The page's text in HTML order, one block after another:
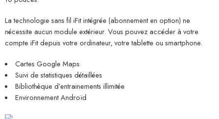
La technologie sans fil iFit intégrée (abonnement en option) ne
nécessite aucun module extérieur. Vous pouvez accéder à votre
compte iFit depuis votre ordinateur, votre tablette ou smartphone.
Cartes Google Maps
Suivi de statistiques détaillées
Bibliothèque d’entrainements illimitée
Environnement Androïd